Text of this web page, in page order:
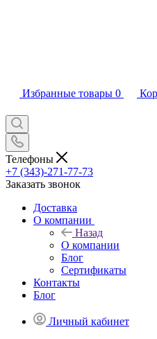
Избранные товары 0
Телефоны
+7 (343)-271-77-73
Заказать звонок
Доставка
О компании
Назад
О компании
Блог
Сертификаты
Контакты
Блог
Личный кабинет